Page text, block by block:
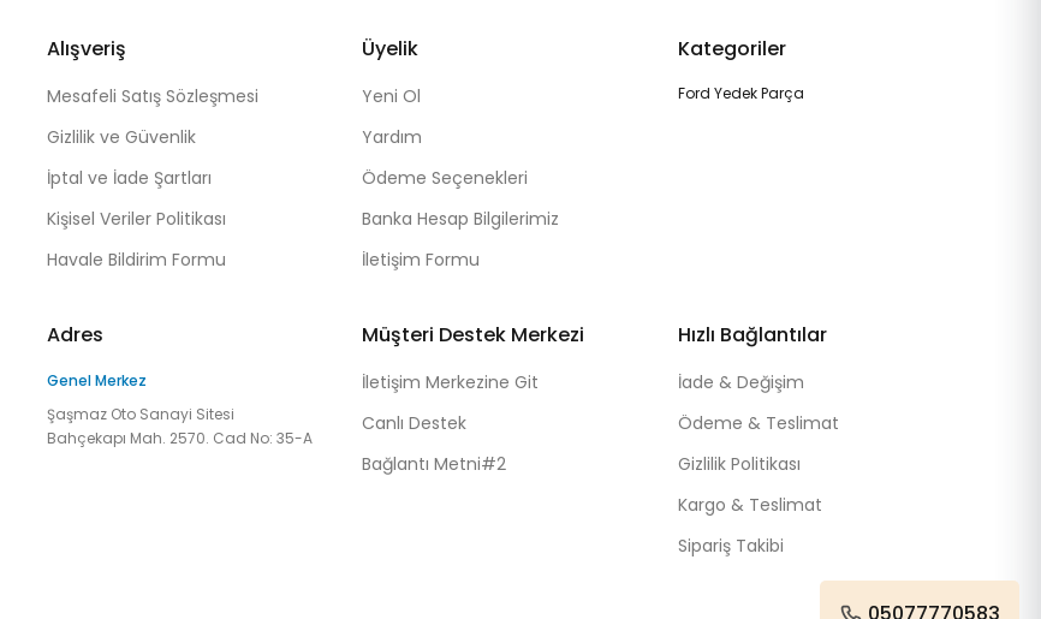
Alışveriş
Mesafeli Satış Sözleşmesi
Gizlilik ve Güvenlik
İptal ve İade Şartları
Kişisel Veriler Politikası
Havale Bildirim Formu
Üyelik
Yeni Ol
Yardım
Ödeme Seçenekleri
Banka Hesap Bilgilerimiz
İletişim Formu
Kategoriler
Ford Yedek Parça
Adres
Genel Merkez
Şaşmaz Oto Sanayi Sitesi
Bahçekapı Mah. 2570. Cad No: 35-A
Müşteri Destek Merkezi
İletişim Merkezine Git
Canlı Destek
Bağlantı Metni#2
Hızlı Bağlantılar
İade & Değişim
Ödeme & Teslimat
Gizlilik Politikası
Kargo & Teslimat
Sipariş Takibi